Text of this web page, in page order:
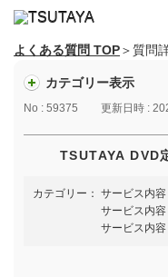
よくある質問 TOP＞質問
カテゴリー表示
No : 59375 更新日時 :
TSUTAYA DVD
カテゴリー： サービス内容
サービス内容
サービス内容